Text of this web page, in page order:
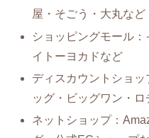
屋・そごう・大丸など
ショッピングモール：
イトーヨカドなど
ディスカウントショ
ッグ・ビッグワン・
ネットショップ：